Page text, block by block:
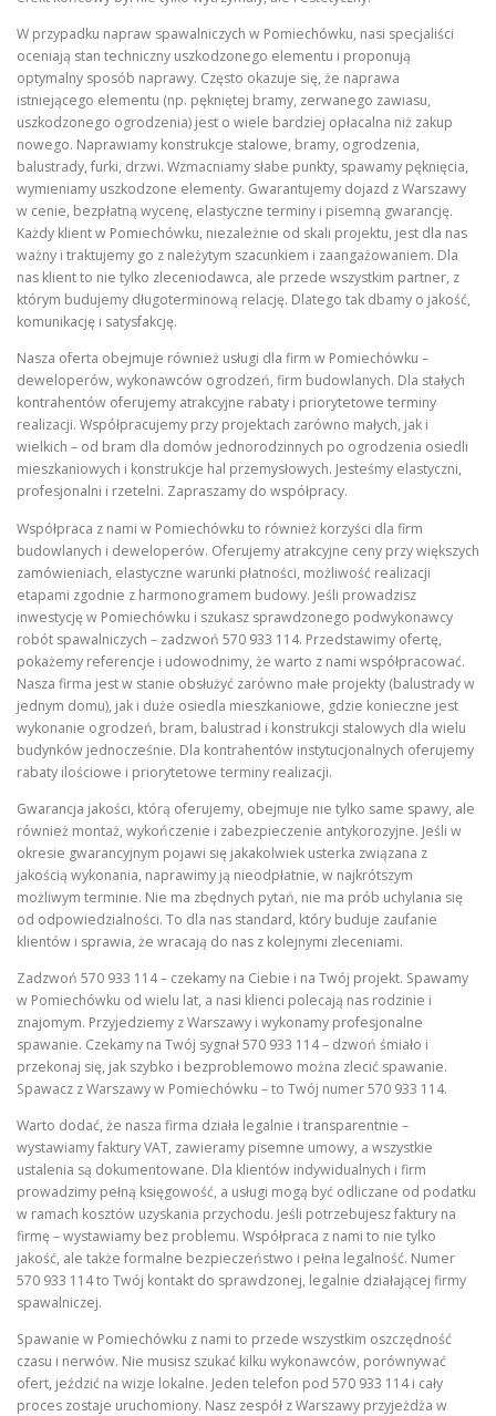
W przypadku napraw spawalniczych w Pomiechówku, nasi specjaliści
oceniają stan techniczny uszkodzonego elementu i proponują
optymalny sposób naprawy. Często okazuje się, że naprawa
istniejącego elementu (np. pękniętej bramy, zerwanego zawiasu,
uszkodzonego ogrodzenia) jest o wiele bardziej opłacalna niż zakup
nowego. Naprawiamy konstrukcje stalowe, bramy, ogrodzenia,
balustrady, furki, drzwi. Wzmacniamy słabe punkty, spawamy pęknięcia,
wymieniamy uszkodzone elementy. Gwarantujemy dojazd z Warszawy
w cenie, bezpłatną wycenę, elastyczne terminy i pisemną gwarancję.
Każdy klient w Pomiechówku, niezależnie od skali projektu, jest dla nas
ważny i traktujemy go z należytym szacunkiem i zaangażowaniem. Dla
nas klient to nie tylko zleceniodawca, ale przede wszystkim partner, z
którym budujemy długoterminową relację. Dlatego tak dbamy o jakość,
komunikację i satysfakcję.
Nasza oferta obejmuje również usługi dla firm w Pomiechówku –
deweloperów, wykonawców ogrodzeń, firm budowlanych. Dla stałych
kontrahentów oferujemy atrakcyjne rabaty i priorytetowe terminy
realizacji. Współpracujemy przy projektach zarówno małych, jak i
wielkich – od bram dla domów jednorodzinnych po ogrodzenia osiedli
mieszkaniowych i konstrukcje hal przemysłowych. Jesteśmy elastyczni,
profesjonalni i rzetelni. Zapraszamy do współpracy.
Współpraca z nami w Pomiechówku to również korzyści dla firm
budowlanych i deweloperów. Oferujemy atrakcyjne ceny przy większych
zamówieniach, elastyczne warunki płatności, możliwość realizacji
etapami zgodnie z harmonogramem budowy. Jeśli prowadzisz
inwestycję w Pomiechówku i szukasz sprawdzonego podwykonawcy
robót spawalniczych – zadzwoń 570 933 114. Przedstawimy ofertę,
pokażemy referencje i udowodnimy, że warto z nami współpracować.
Nasza firma jest w stanie obsłużyć zarówno małe projekty (balustrady w
jednym domu), jak i duże osiedla mieszkaniowe, gdzie konieczne jest
wykonanie ogrodzeń, bram, balustrad i konstrukcji stalowych dla wielu
budynków jednocześnie. Dla kontrahentów instytucjonalnych oferujemy
rabaty ilościowe i priorytetowe terminy realizacji.
Gwarancja jakości, którą oferujemy, obejmuje nie tylko same spawy, ale
również montaż, wykończenie i zabezpieczenie antykorozyjne. Jeśli w
okresie gwarancyjnym pojawi się jakakolwiek usterka związana z
jakością wykonania, naprawimy ją nieodpłatnie, w najkrótszym
możliwym terminie. Nie ma zbędnych pytań, nie ma prób uchylania się
od odpowiedzialności. To dla nas standard, który buduje zaufanie
klientów i sprawia, że wracają do nas z kolejnymi zleceniami.
Zadzwoń 570 933 114 – czekamy na Ciebie i na Twój projekt. Spawamy
w Pomiechówku od wielu lat, a nasi klienci polecają nas rodzinie i
znajomym. Przyjedziemy z Warszawy i wykonamy profesjonalne
spawanie. Czekamy na Twój sygnał 570 933 114 – dzwoń śmiało i
przekonaj się, jak szybko i bezproblemowo można zlecić spawanie.
Spawacz z Warszawy w Pomiechówku – to Twój numer 570 933 114.
Warto dodać, że nasza firma działa legalnie i transparentnie –
wystawiamy faktury VAT, zawieramy pisemne umowy, a wszystkie
ustalenia są dokumentowane. Dla klientów indywidualnych i firm
prowadzimy pełną księgowość, a usługi mogą być odliczane od podatku
w ramach kosztów uzyskania przychodu. Jeśli potrzebujesz faktury na
firmę – wystawiamy bez problemu. Współpraca z nami to nie tylko
jakość, ale także formalne bezpieczeństwo i pełna legalność. Numer
570 933 114 to Twój kontakt do sprawdzonej, legalnie działającej firmy
spawalniczej.
Spawanie w Pomiechówku z nami to przede wszystkim oszczędność
czasu i nerwów. Nie musisz szukać kilku wykonawców, porównywać
ofert, jeździć na wizje lokalne. Jeden telefon pod 570 933 114 i cały
proces zostaje uruchomiony. Nasz zespół z Warszawy przyjeżdża w